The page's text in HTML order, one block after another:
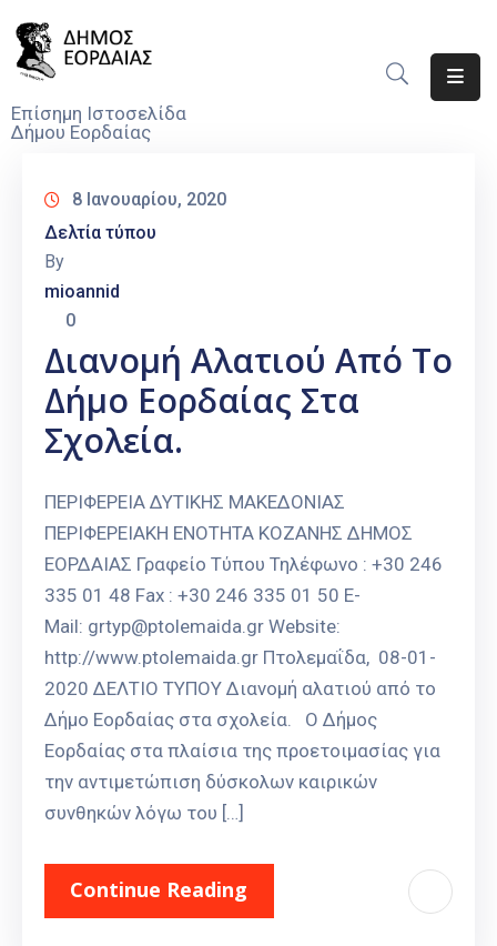
Επίσημη Ιστοσελίδα
Δήμου Εορδαίας
Νέα
Υπηρεσίες
Του
Δήμου
Προσκλήσεις
Αποφάσεις
Καιρός
8 Ιανουαρίου, 2020
Δελτία τύπου
By
mioannid
0
Διανομή Αλατιού Από Το
Δήμο Εορδαίας Στα
Σχολεία.
ΠΕΡΙΦΕΡΕΙΑ ΔΥΤΙΚΗΣ ΜΑΚΕΔΟΝΙΑΣ
ΠΕΡΙΦΕΡΕΙΑΚΗ ΕΝΟΤΗΤΑ ΚΟΖΑΝΗΣ ΔΗΜΟΣ
ΕΟΡΔΑΙΑΣ Γραφείο Τύπου Τηλέφωνο : +30 246
335 01 48 Fax : +30 246 335 01 50 E-
Mail: grtyp@ptolemaida.gr Website:
http://www.ptolemaida.gr Πτολεμαΐδα, 08-01-
2020 ΔΕΛΤΙΟ ΤΥΠΟΥ Διανομή αλατιού από το
Δήμο Εορδαίας στα σχολεία. Ο Δήμος
Εορδαίας στα πλαίσια της προετοιμασίας για
την αντιμετώπιση δύσκολων καιρικών
συνθηκών λόγω του […]
Continue Reading